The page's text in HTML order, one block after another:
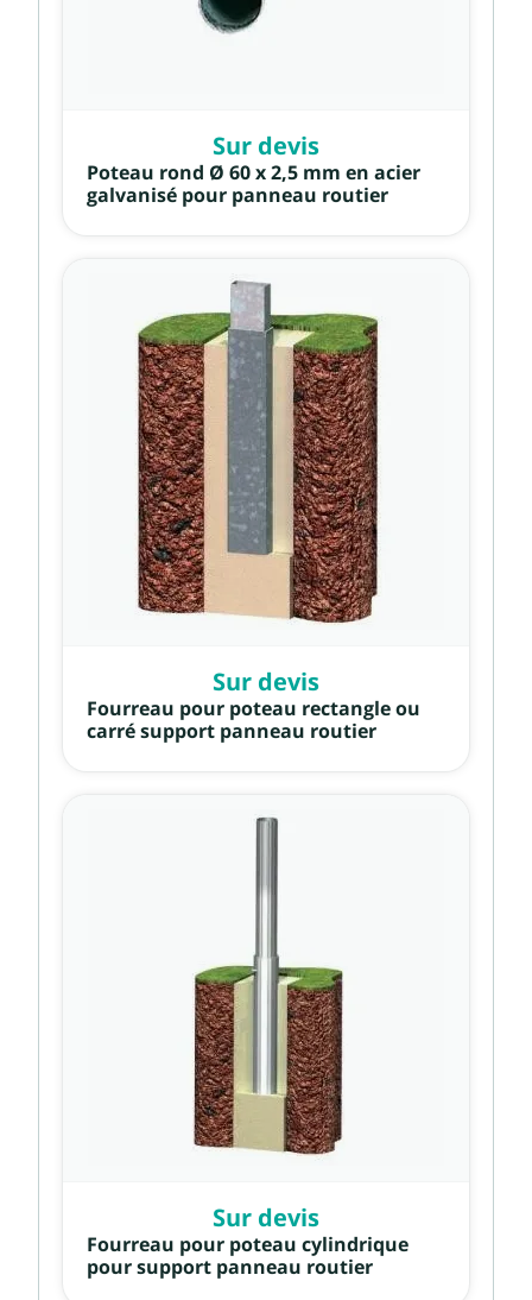
Sur devis
Poteau rond Ø 60 x 2,5 mm en acier
galvanisé pour panneau routier
Sur devis
Fourreau pour poteau rectangle ou
carré support panneau routier
Sur devis
Fourreau pour poteau cylindrique
pour support panneau routier